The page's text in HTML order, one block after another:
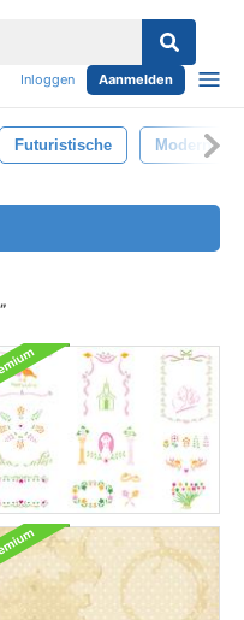
Inloggen Aanmelden
Futuristische Modern